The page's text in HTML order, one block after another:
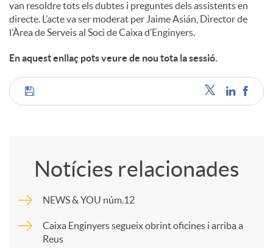
van resoldre tots els dubtes i preguntes dels assistents en
directe. L’acte va ser moderat per Jaime Asián, Director de
l’Àrea de Serveis al Soci de Caixa d’Enginyers.
En aquest enllaç pots veure de nou tota la sessió.
C
p
Notícies relacionades
NEWS & YOU núm.12
Caixa Enginyers segueix obrint oficines i arriba a
Reus